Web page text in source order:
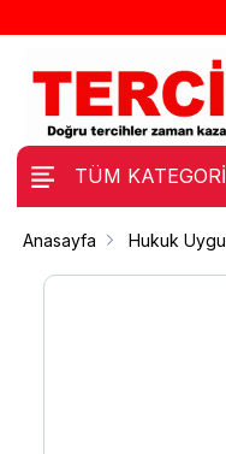
TÜM
Anasayfa Hukuk